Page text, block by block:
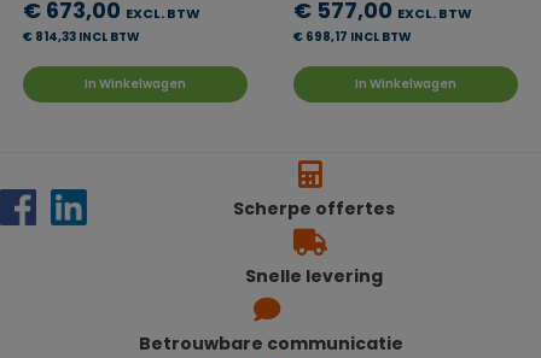
€ 673,00 EXCL. BTW
€ 814,33 INCL BTW
In Winkelwagen
€ 577,00 EXCL. BTW
€ 698,17 INCL BTW
In Winkelwagen
Scherpe offertes
Snelle levering
Betrouwbare communicatie